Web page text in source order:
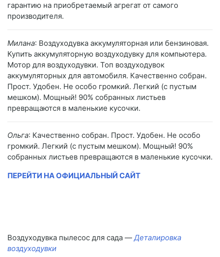
гарантию на приобретаемый агрегат от самого
производителя.
Милана: Воздуходувка аккумуляторная или бензиновая.
Купить аккумуляторную воздуходувку для компьютера.
Мотор для воздуходувки. Топ воздуходувок
аккумуляторных для автомобиля. Качественно собран.
Прост. Удобен. Не особо громкий. Легкий (с пустым
мешком). Мощный! 90% собранных листьев
превращаются в маленькие кусочки.
Ольга: Качественно собран. Прост. Удобен. Не особо
громкий. Легкий (с пустым мешком). Мощный! 90%
собранных листьев превращаются в маленькие кусочки.
ПЕРЕЙТИ НА ОФИЦИАЛЬНЫЙ САЙТ
Воздуходувка пылесос для сада —Деталировка
воздуходувки